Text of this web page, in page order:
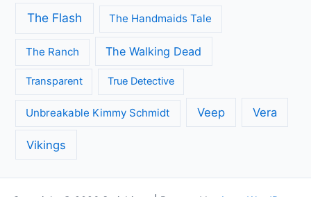
The Flash The Handmaids Tale
The Ranch The Walking Dead
Transparent True Detective
Unbreakable Kimmy Schmidt Veep Vera
Vikings